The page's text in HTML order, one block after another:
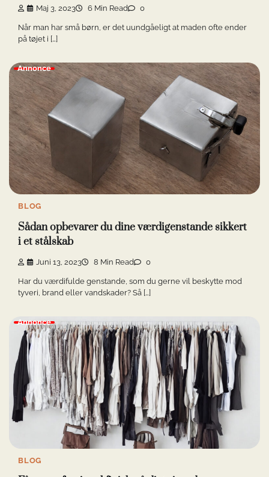
Maj 3, 2023 6 Min Read 0
Når man har små børn, er det uundgåeligt at maden ofte ender
på tøjet i […]
Annonce
BLOG
Sådan opbevarer du dine værdigenstande sikkert
i et stålskab
Juni 13, 2023 8 Min Read 0
Har du værdifulde genstande, som du gerne vil beskytte mod
tyveri, brand eller vandskader? Så […]
Annonce
BLOG